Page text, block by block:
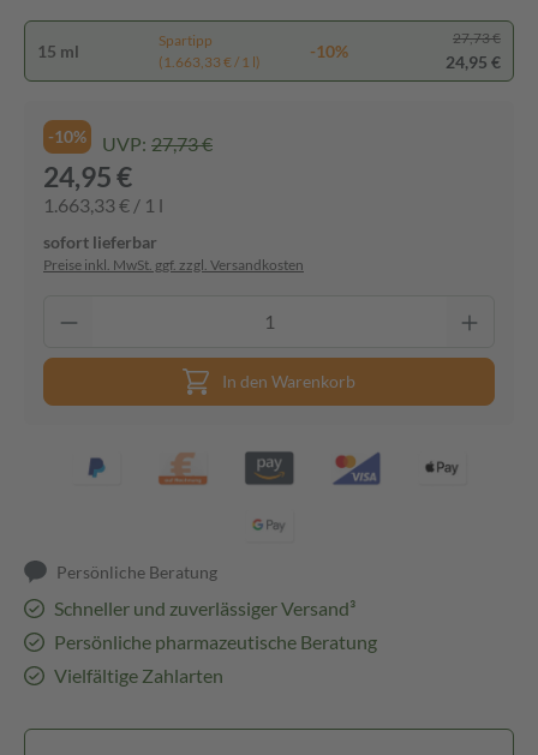
15 ml
Spartipp
(1.663,33 € / 1 l)
-10%
27,73 €
24,95 €
-10% UVP: 27,73 €
24,95 €
1.663,33 € / 1 l
sofort lieferbar
Preise inkl. MwSt. ggf. zzgl. Versandkosten
In den Warenkorb
Persönliche Beratung
Schneller und zuverlässiger Versand³
Persönliche pharmazeutische Beratung
Vielfältige Zahlarten